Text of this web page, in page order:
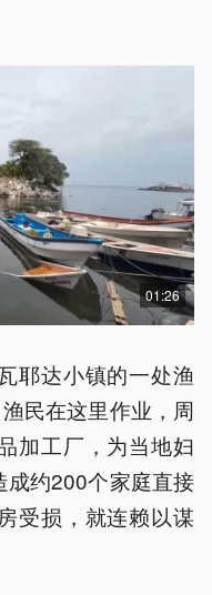
01:26
耶达小镇的一处渔
民在这里作业，周
加工厂，为当地妇
成约200个家庭直接
受损，就连赖以谋